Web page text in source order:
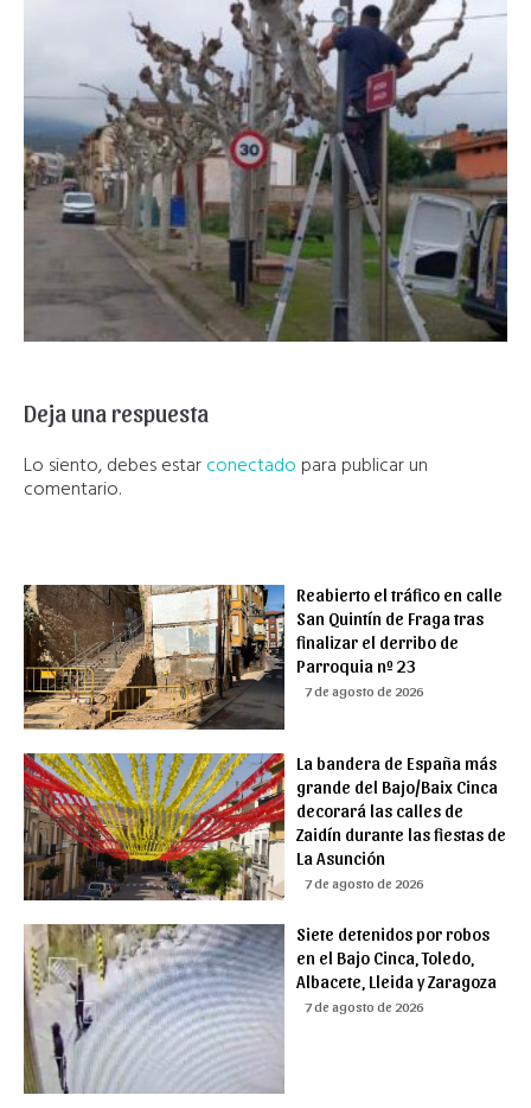
Deja una respuesta
Lo siento, debes estarconectado para publicar un
comentario.
Reabierto el tráfico en calle
San Quintín de Fraga tras
finalizar el derribo de
Parroquia nº 23
7 de agosto de 2026
La bandera de España más
grande del Bajo/Baix Cinca
decorará las calles de
Zaidín durante las fiestas de
La Asunción
7 de agosto de 2026
Siete detenidos por robos
en el Bajo Cinca, Toledo,
Albacete, Lleida y Zaragoza
7 de agosto de 2026